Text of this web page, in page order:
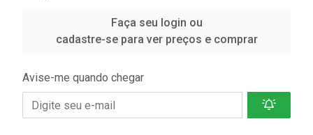
Faça seu login ou
cadastre-se para ver preços e comprar
Avise-me quando chegar